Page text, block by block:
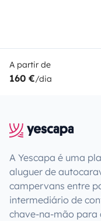
A partir de
160 €/dia
A Yescapa é uma
aluguer de
campervans entre
intermediário de
chave-na-mão para